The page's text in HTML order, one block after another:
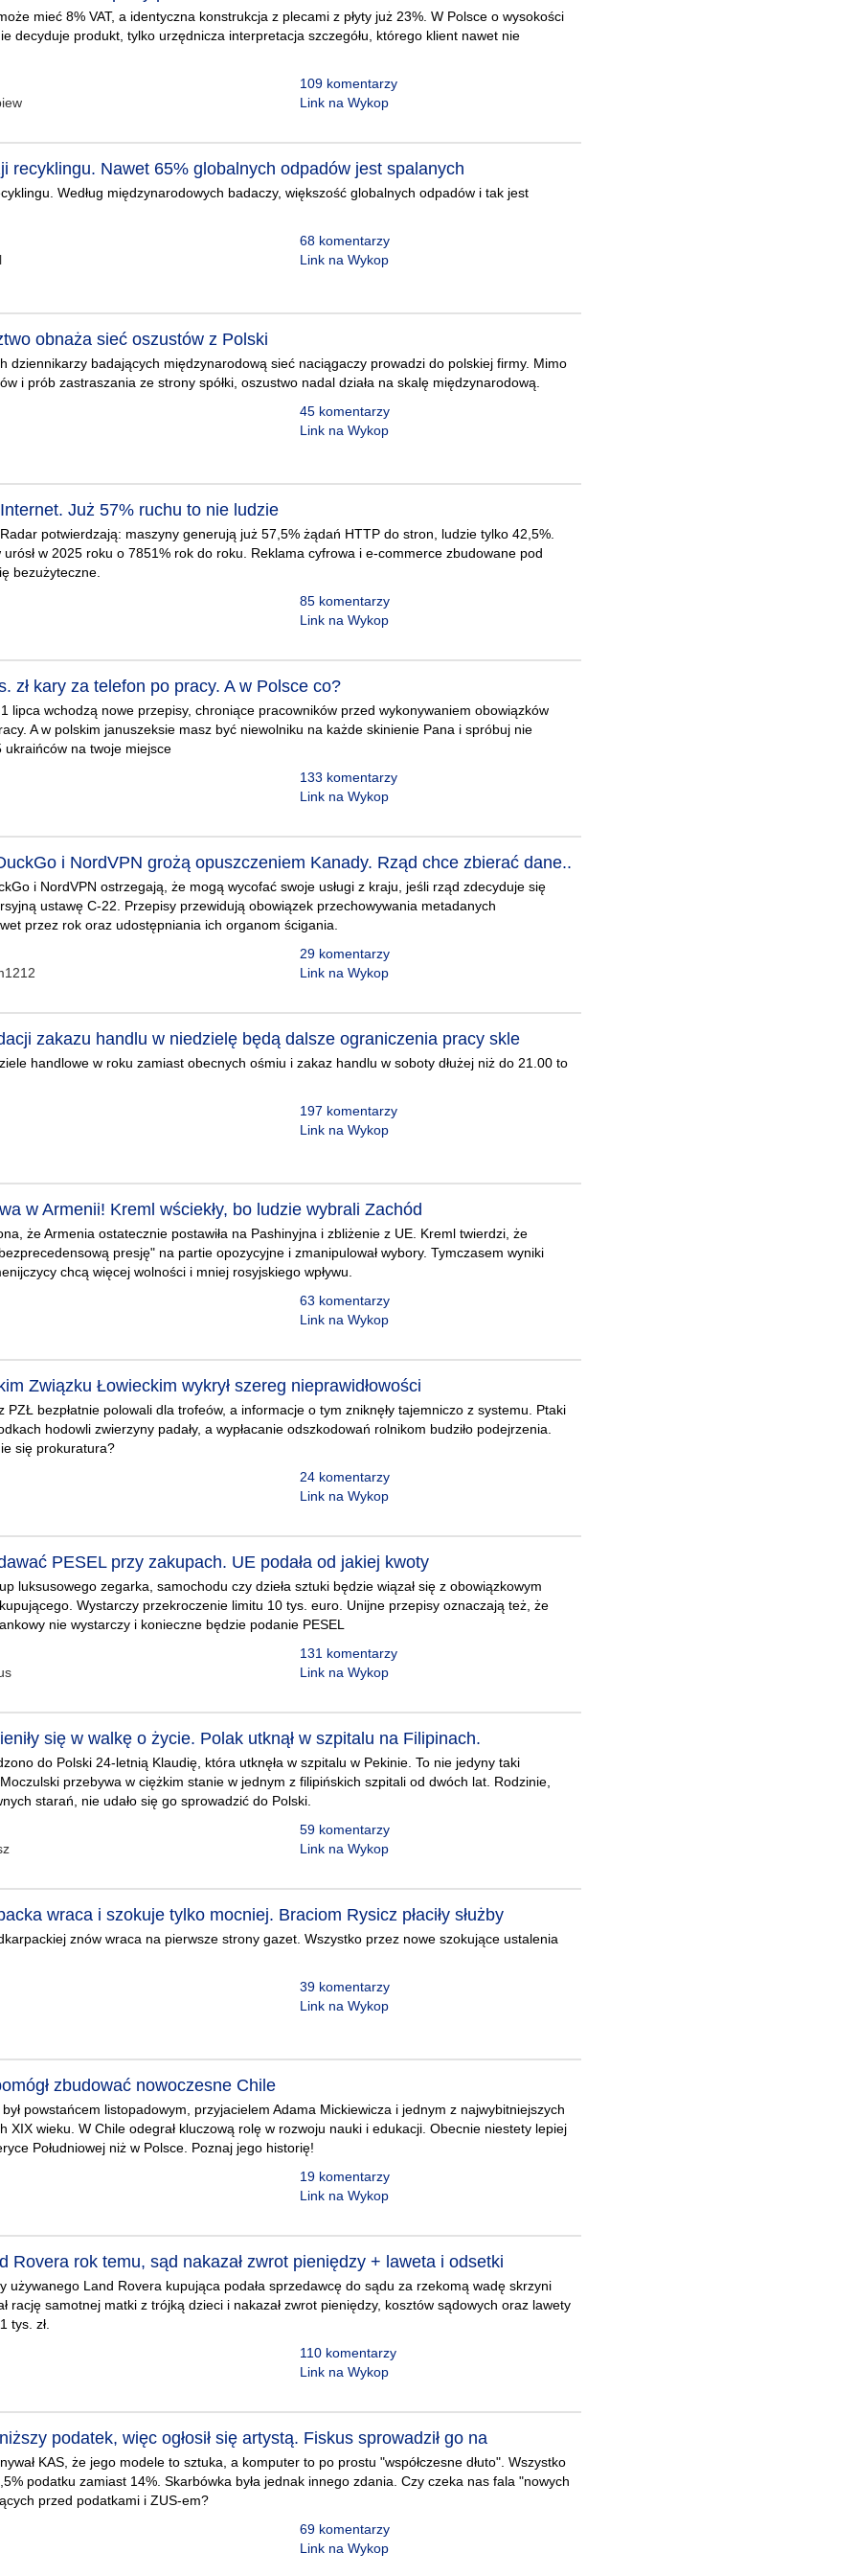
mieć 8% VAT, a identyczna konstrukcja z plecami z płyty już 23%. W Polsce o wysokości
decyduje produkt, tylko urzędnicza interpretacja szczegółu, którego klient nawet nie
109 komentarzy
Link na Wykop
recyklingu. Nawet 65% globalnych odpadów jest spalanych
Według międzynarodowych badaczy, większość globalnych odpadów i tak jest
68 komentarzy
Link na Wykop
obnaża sieć oszustów z Polski
dziennikarzy badających międzynarodową sieć naciągaczy prowadzi do polskiej firmy. Mimo
i prób zastraszania ze strony spółki, oszustwo nadal działa na skalę międzynarodową.
45 komentarzy
Link na Wykop
Już 57% ruchu to nie ludzie
potwierdzają: maszyny generują już 57,5% żądań HTTP do stron, ludzie tylko 42,5%.
urósł w 2025 roku o 7851% rok do roku. Reklama cyfrowa i e-commerce zbudowane pod
bezużyteczne.
85 komentarzy
Link na Wykop
zł kary za telefon po pracy. A w Polsce co?
lipca wchodzą nowe przepisy, chroniące pracowników przed wykonywaniem obowiązków
A w polskim januszeksie masz być niewolniku na każde skinienie Pana i spróbuj nie
ukraińców na twoje miejsce
133 komentarzy
Link na Wykop
i NordVPN grożą opuszczeniem Kanady. Rząd chce zbierać dane..
i NordVPN ostrzegają, że mogą wycofać swoje usługi z kraju, jeśli rząd zdecyduje się
ustawę C-22. Przepisy przewidują obowiązek przechowywania metadanych
przez rok oraz udostępniania ich organom ścigania.
29 komentarzy
Link na Wykop
zakazu handlu w niedzielę będą dalsze ograniczenia pracy skle
handlowe w roku zamiast obecnych ośmiu i zakaz handlu w soboty dłużej niż do 21.00 to
197 komentarzy
Link na Wykop
w Armenii! Kreml wściekły, bo ludzie wybrali Zachód
że Armenia ostatecznie postawiła na Pashinyjna i zbliżenie z UE. Kreml twierdzi, że
presję" na partie opozycyjne i zmanipulował wybory. Tymczasem wyniki
chcą więcej wolności i mniej rosyjskiego wpływu.
63 komentarzy
Link na Wykop
Związku Łowieckim wykrył szereg nieprawidłowości
PZŁ bezpłatnie polowali dla trofeów, a informacje o tym zniknęły tajemniczo z systemu. Ptaki
hodowli zwierzyny padały, a wypłacanie odszkodowań rolnikom budziło podejrzenia.
się prokuratura?
24 komentarzy
Link na Wykop
PESEL przy zakupach. UE podała od jakiej kwoty
luksusowego zegarka, samochodu czy dzieła sztuki będzie wiązał się z obowiązkowym
Wystarczy przekroczenie limitu 10 tys. euro. Unijne przepisy oznaczają też, że
nie wystarczy i konieczne będzie podanie PESEL
131 komentarzy
Link na Wykop
się w walkę o życie. Polak utknął w szpitalu na Filipinach.
do Polski 24-letnią Klaudię, która utknęła w szpitalu w Pekinie. To nie jedyny taki
przebywa w ciężkim stanie w jednym z filipińskich szpitali od dwóch lat. Rodzinie,
starań, nie udało się go sprowadzić do Polski.
59 komentarzy
Link na Wykop
wraca i szokuje tylko mocniej. Braciom Rysicz płaciły służby
znów wraca na pierwsze strony gazet. Wszystko przez nowe szokujące ustalenia
39 komentarzy
Link na Wykop
zbudować nowoczesne Chile
powstańcem listopadowym, przyjacielem Adama Mickiewicza i jednym z najwybitniejszych
XIX wieku. W Chile odegrał kluczową rolę w rozwoju nauki i edukacji. Obecnie niestety lepiej
Południowej niż w Polsce. Poznaj jego historię!
19 komentarzy
Link na Wykop
Rovera rok temu, sąd nakazał zwrot pieniędzy + laweta i odsetki
używanego Land Rovera kupująca podała sprzedawcę do sądu za rzekomą wadę skrzyni
rację samotnej matki z trójką dzieci i nakazał zwrot pieniędzy, kosztów sądowych oraz lawety
tys. zł.
110 komentarzy
Link na Wykop
podatek, więc ogłosił się artystą. Fiskus sprowadził go na
KAS, że jego modele to sztuka, a komputer to po prostu "współczesne dłuto". Wszystko
podatku zamiast 14%. Skarbówka była jednak innego zdania. Czy czeka nas fala "nowych
przed podatkami i ZUS-em?
69 komentarzy
Link na Wykop